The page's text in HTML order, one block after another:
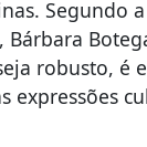
Segundo
Bárbara
robusto, é
expressões